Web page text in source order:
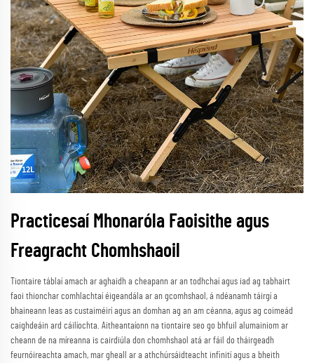
Practicesaí Mhonaróla Faoisithe agus
Freagracht Chomhshaoil
Tiontaire táblaí amach ar aghaidh a cheapann ar an todhchaí agus iad ag tabhairt
faoi thionchar comhlachtaí éigeandála ar an gcomhshaol, á ndéanamh táirgí a
bhaineann leas as custaiméirí agus an domhan ag an am céanna, agus ag coimeád
caighdeáin ard cáilíochta. Aitheantaíonn na tiontaire seo go bhfuil alumainiom ar
cheann de na míreanna is cairdiúla don chomhshaol atá ar fáil do tháirgeadh
feurnóireachta amach, mar gheall ar a athchúrsáidteacht infinití agus a bheith